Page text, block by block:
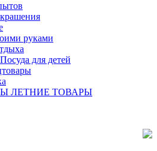
руками
Посуда для детей
ЛЕТНИЕ ТОВАРЫ